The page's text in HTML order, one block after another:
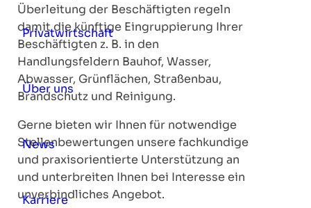
Privatwirtschaft
Über uns
News
Karriere
Überleitung der Beschäftigten regeln
damit die künftige Eingruppierung Ihrer
Beschäftigten z. B. in den
Handlungsfeldern Bauhof, Wasser,
Abwasser, Grünflächen, Straßenbau,
Brandschutz und Reinigung.
Gerne bieten wir Ihnen für notwendige
Stellenbewertungen unsere fachkundige
und praxisorientierte Unterstützung an
und unterbreiten Ihnen bei Interesse ein
unverbindliches Angebot.